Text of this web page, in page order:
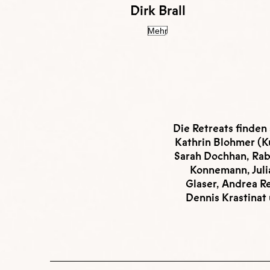
Dirk Brall
Mehr
Die Retreats
Kathrin Blohmer
Sarah Dochhan,
Konnemann,
Glaser, Andrea
Dennis Krastinat